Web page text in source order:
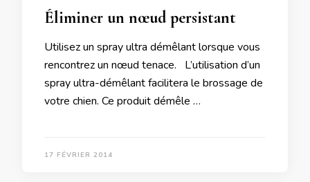
Éliminer un nœud persistant
Utilisez un spray ultra démêlant lorsque vous
rencontrez un nœud tenace. L’utilisation d’un
spray ultra-démêlant facilitera le brossage de
votre chien. Ce produit démêle …
17 FÉVRIER 2014